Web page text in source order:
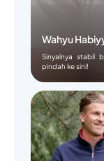
Wahyu
Sinyalnya stabil
pindah ke sini!